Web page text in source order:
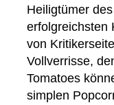
Heiligtümer
erfolgreichsten
von
Vollverrisse,
Tomatoes
simplen